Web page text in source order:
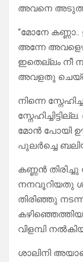
അവനെ അടുത്ത്
“മോനേ
അന്നേ
ഇതെല്ലം നീ
അവളതു
നിന്നെ
മോൻ പോയി
പുലർച്ചെ
കണ്ണൻ
നനവൂറിയതു
തിരിഞ്ഞു
വിളമ്പി
ശാലിനി